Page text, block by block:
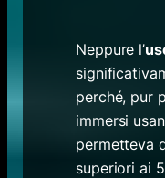
Neppure l’
perché, pur
immersi
permetteva
superiori ai